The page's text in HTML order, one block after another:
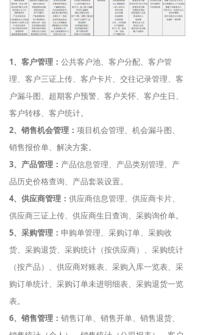
1、客户管理： 公共客户池、客户分配、客户管
理、客户三证上传、客户卡片、交往记录管理、客
户漏斗图、超期客户预警、客户关怀、客户生日、
客户转移、客户统计。
2、销售机会管理： 项目机会管理、机会漏斗图、
销售报价单、解决方案。
3、产品管理： 产品信息管理、产品类别管理、产
品历史价格查询、产品套装设置。
4、供应商管理： 供应商信息管理、供应商卡片、
供应商三证上传、供应商生日查询、采购询价单。
5、采购管理： 申购单管理、采购订单、采购收
货、采购退货、采购统计（按供应商）、采购统计
（按产品）、供应商对账表、采购入库一览表、采
购订单统计、采购订单未进明细表、采购退货一览
表。
6、销售管理： 销售订单、销售开单、销售退货、